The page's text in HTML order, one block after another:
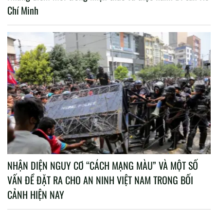
Chí Minh
NHẬN DIỆN NGUY CƠ “CÁCH MẠNG MÀU” VÀ MỘT SỐ
VẤN ĐỀ ĐẶT RA CHO AN NINH VIỆT NAM TRONG BỐI
CẢNH HIỆN NAY